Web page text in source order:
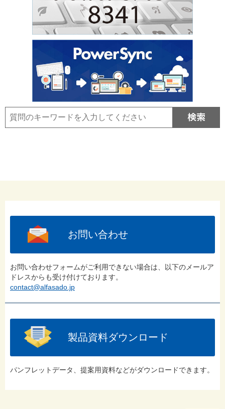
お問い合わせ
お問い合わせフォームがご利用できない場合は、以下のメールア
ドレスからも受け付けております。
contact@alfasado.jp
製品資料ダウンロード
パンフレットデータ、提案用資料などがダウンロードできます。